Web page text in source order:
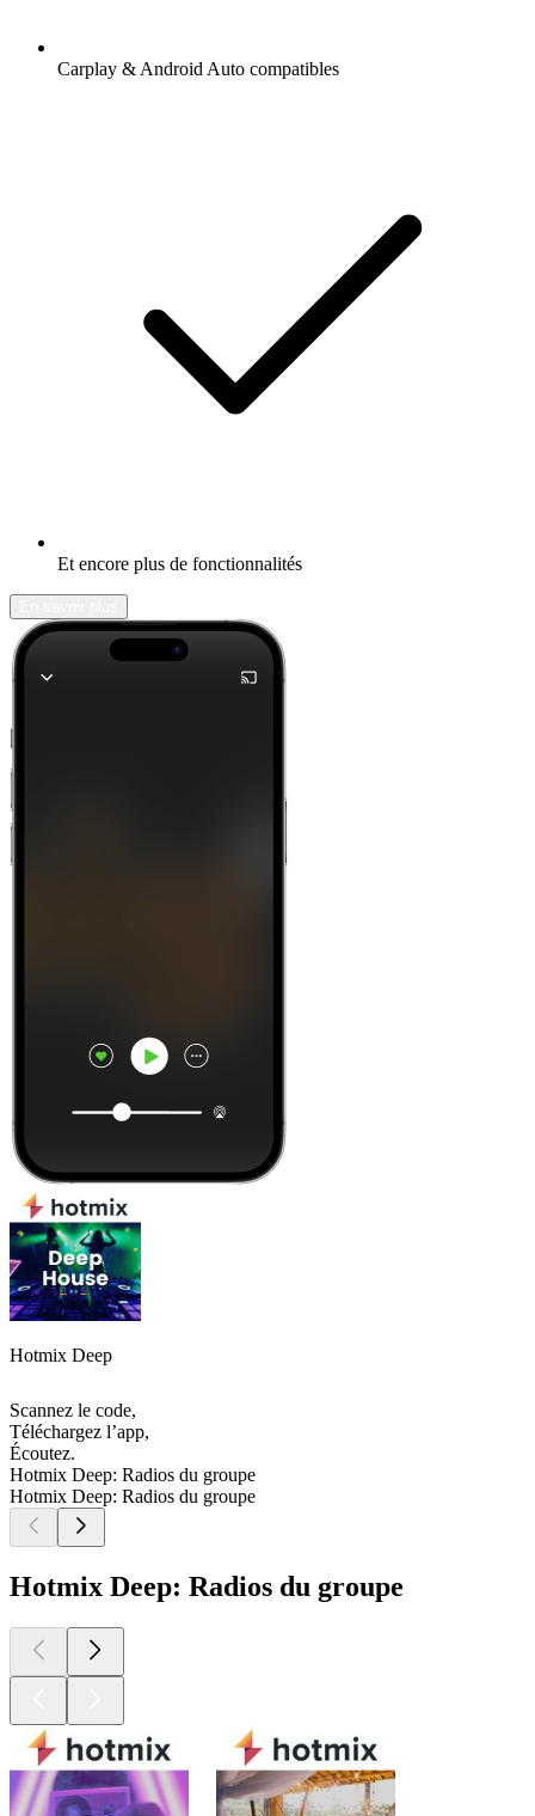
Carplay & Android Auto compatibles
Et encore plus de fonctionnalités
Hotmix Deep
Scannez le code,
Téléchargez l’app,
Écoutez.
Hotmix Deep: Radios du groupe
Hotmix Deep: Radios du groupe
Hotmix Deep: Radios du groupe